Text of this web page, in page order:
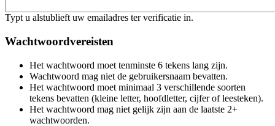
Typt u alstublieft uw emailadres ter verificatie in.
Wachtwoordvereisten
Het wachtwoord moet tenminste 6 tekens lang zijn.
Wachtwoord mag niet de gebruikersnaam bevatten.
Het wachtwoord moet minimaal 3 verschillende soorten
tekens bevatten (kleine letter, hoofdletter, cijfer of leesteken).
Het wachtwoord mag niet gelijk zijn aan de laatste 2+
wachtwoorden.